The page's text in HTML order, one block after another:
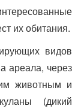
их обитания.
видов
ареала, через
животным и
(дикий